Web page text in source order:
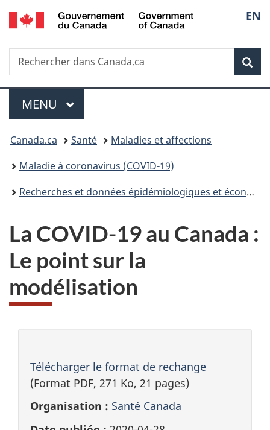
Passer
au
principal
Passer
à
Au
du
Passer
à
version
simplifiée
de
la
EN
Recherche
Rechercher
dans
Menu
MENU PRINCIPAL
Vous
êtes
ici :
Canada.ca Santé
Maladies et affections
Maladie à coronavirus (COVID-19)
Recherches et données épidémiologiques et économiques
La COVID-19 au Canada :
Le point sur la
modélisation
Télécharger le format de rechange
(Format PDF, 271 Ko, 21 pages)
Organisation : Santé Canada